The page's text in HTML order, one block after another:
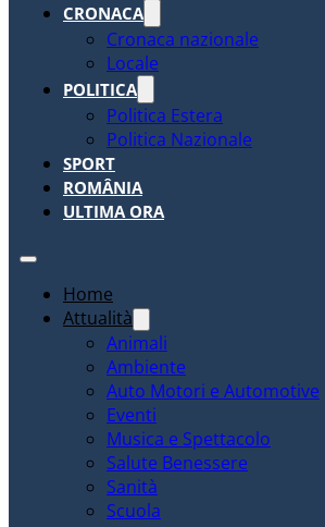
CRONACA
Cronaca nazionale
Locale
POLITICA
Politica Estera
Politica Nazionale
SPORT
ROMÂNIA
ULTIMA ORA
Home
Attualità
Animali
Ambiente
Auto Motori e Automotive
Eventi
Musica e Spettacolo
Salute Benessere
Sanità
Scuola